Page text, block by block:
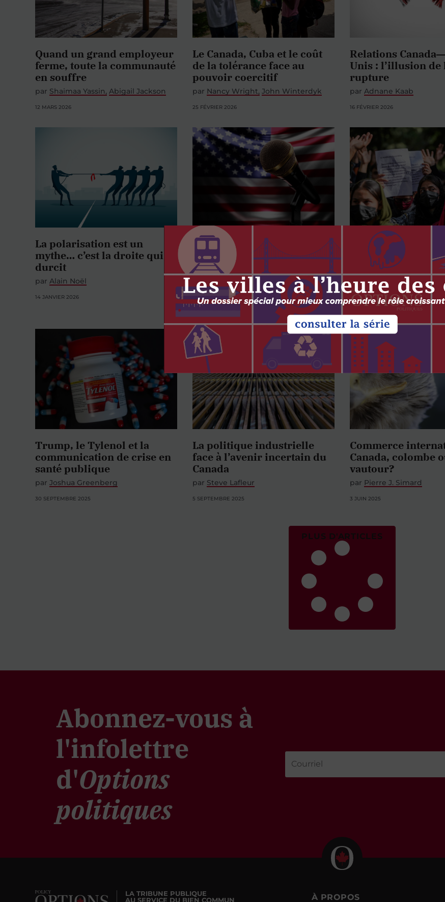
Quand un grand employeur
ferme, toute la communauté
en souffre
par Shaimaa Yassin Abigail Jackson
12 MARS 2026
Le Canada, Cuba et le coût
de la tolérance face au
pouvoir coercitif
par Nancy Wright John Winterdyk
25 FÉVRIER 2026
Relations
Unis : l’illusion de
rupture
par Adnane Kaab
16 FÉVRIER 2026
La polarisation est un
mythe… c’est la droite qui se
durcit
par Alain Noël
14 JANVIER 2026
Y a-t-il (encore) trop de
Trump dans les médias?
parKarine Prémont
Jean-François Daoust
4 NOVEMBRE 2025
Aide internationale :
l’exclusion des
en situation de
doit cesser
parAnne Delorme
3 NOVEMBRE 2025
Trump, le Tylenol et la
communication de crise en
santé publique
par Joshua Greenberg
30 SEPTEMBRE 2025
La politique industrielle
face à l’avenir incertain du
Canada
par Steve Lafleur
5 SEPTEMBRE 2025
Commerce
Canada, colombe
vautour?
par Pierre J. Simard
3 JUIN 2025
PLUS D'ARTICLES
Abonnez-vous à
l'infolettre
d'Options
politiques
LA TRIBUNE PUBLIQUE
AU SERVICE DU BIEN COMMUN
À PROPOS